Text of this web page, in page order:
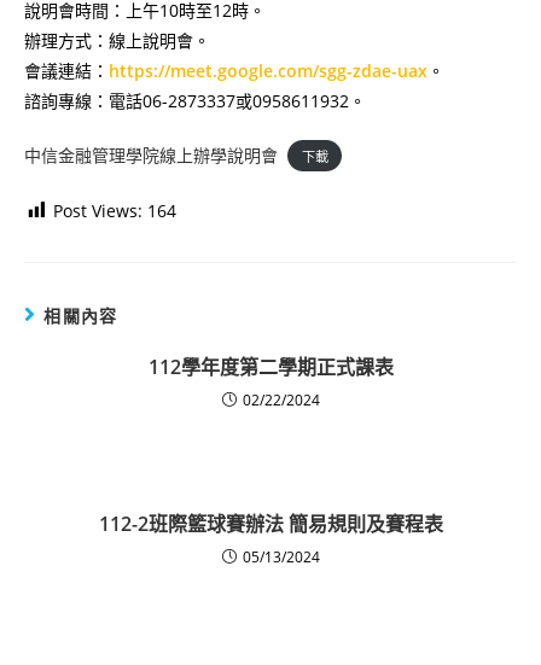
說明會時間：上午10時至12時。
辦理方式：線上說明會。
會議連結： https://meet.google.com/sgg-zdae-uax 。
諮詢專線：電話06-2873337或0958611932。
中信金融管理學院線上辦學說明會 下載
Post Views: 164
相關內容
112學年度第二學期正式課表
02/22/2024
112-2班際籃球賽辦法 簡易規則及賽程表
05/13/2024